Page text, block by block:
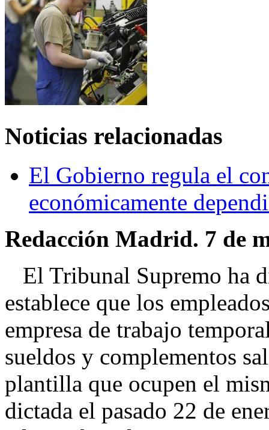
Noticias relacionadas
El Gobierno regula el
económicamente
Redacción Madrid. 7 de
El Tribunal Supremo ha
establece que los
empresa de trabajo
sueldos y complementos
plantilla que ocupen el
dictada el pasado 22 de